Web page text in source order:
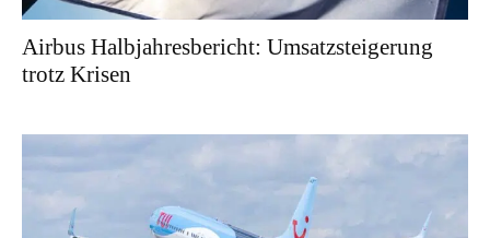
Airbus Halbjahresbericht: Umsatzsteigerung
trotz Krisen